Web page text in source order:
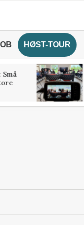
HØST-TOUR